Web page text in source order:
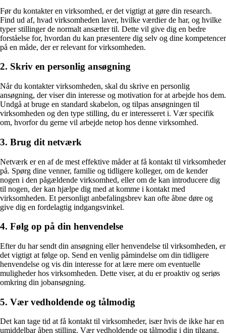
Før du kontakter en virksomhed, er det vigtigt at gøre din research.
Find ud af, hvad virksomheden laver, hvilke værdier de har, og hvilke
typer stillinger de normalt ansætter til. Dette vil give dig en bedre
forståelse for, hvordan du kan præsentere dig selv og dine kompetencer
på en måde, der er relevant for virksomheden.
2. Skriv en personlig ansøgning
Når du kontakter virksomheden, skal du skrive en personlig
ansøgning, der viser din interesse og motivation for at arbejde hos dem.
Undgå at bruge en standard skabelon, og tilpas ansøgningen til
virksomheden og den type stilling, du er interesseret i. Vær specifik
om, hvorfor du gerne vil arbejde netop hos denne virksomhed.
3. Brug dit netværk
Netværk er en af de mest effektive måder at få kontakt til virksomheder
på. Spørg dine venner, familie og tidligere kolleger, om de kender
nogen i den pågældende virksomhed, eller om de kan introducere dig
til nogen, der kan hjælpe dig med at komme i kontakt med
virksomheden. Et personligt anbefalingsbrev kan ofte åbne døre og
give dig en fordelagtig indgangsvinkel.
4. Følg op på din henvendelse
Efter du har sendt din ansøgning eller henvendelse til virksomheden, er
det vigtigt at følge op. Send en venlig påmindelse om din tidligere
henvendelse og vis din interesse for at lære mere om eventuelle
muligheder hos virksomheden. Dette viser, at du er proaktiv og seriøs
omkring din jobansøgning.
5. Vær vedholdende og tålmodig
Det kan tage tid at få kontakt til virksomheder, især hvis de ikke har en
umiddelbar åben stilling. Vær vedholdende og tålmodig i din tilgang.